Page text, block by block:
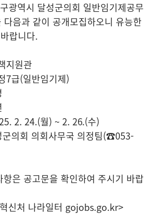
광역시 달성군의회 일반임기제공무
다음과 같이 공개모집하오니 유능한
랍니다.
지원관
7급(일반임기제)
2. 24.(월) ~ 2. 26.(수)
의회 의회사무국 의정팀(☎053-
은 공고문을 확인하여 주시기 바랍
신처 나라일터 gojobs.go.kr>